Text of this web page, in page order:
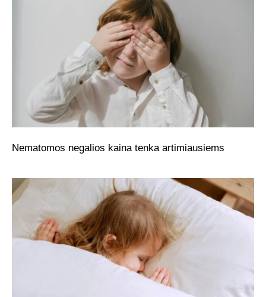
Nematomos negalios kaina tenka artimiausiems